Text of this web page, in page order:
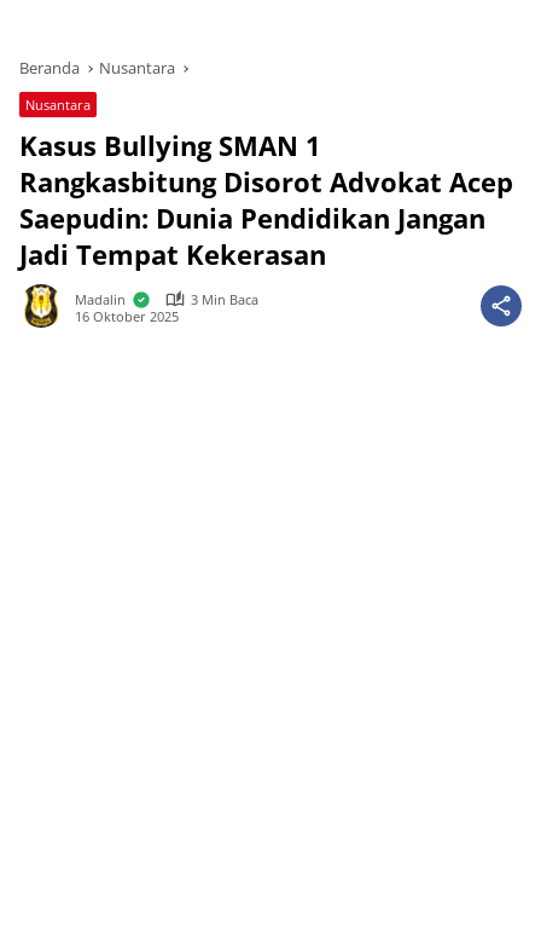
Beranda Nusantara
Nusantara
Kasus Bullying SMAN 1
Rangkasbitung Disorot Advokat Acep
Saepudin: Dunia Pendidikan Jangan
Jadi Tempat Kekerasan
Madalin
3 Min Baca
16 Oktober 2025